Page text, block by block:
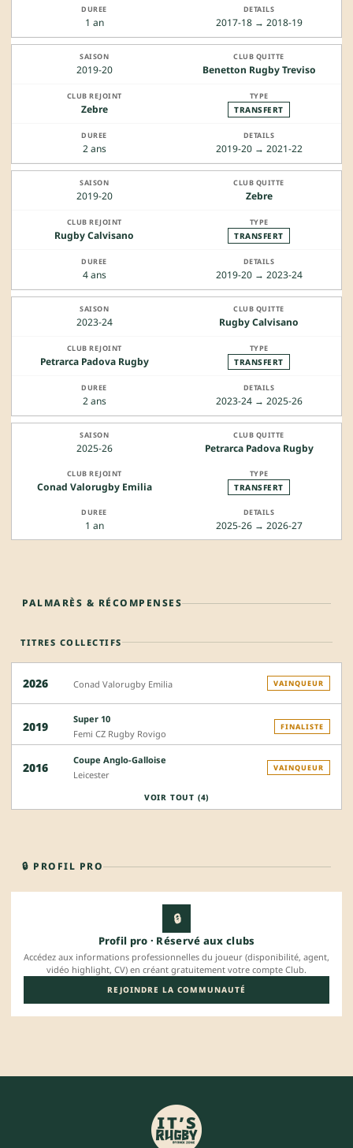
1 an 2017-18 → 2018-19
2019-20 Benetton Rugby Treviso
Zebre TRANSFERT
2 ans 2019-20 → 2021-22
2019-20 Zebre
Rugby Calvisano TRANSFERT
4 ans 2019-20 → 2023-24
2023-24 Rugby Calvisano
Petrarca Padova Rugby TRANSFERT
2 ans 2023-24 → 2025-26
2025-26 Petrarca Padova Rugby
Conad Valorugby Emilia TRANSFERT
1 an 2025-26 → 2026-27
PALMARÈS & RÉCOMPENSES
TITRES COLLECTIFS
2026 Conad Valorugby Emilia VAINQUEUR
2019
Super 10
Femi CZ Rugby Rovigo
FINALISTE
2016
Coupe Anglo-Galloise
Leicester
VAINQUEUR
VOIR TOUT (4)
🔒 PROFIL PRO
🔒
Profil pro · Réservé aux clubs
Accédez aux informations professionnelles du joueur (disponibilité, agent,
vidéo highlight, CV) en créant gratuitement votre compte Club.
REJOINDRE LA COMMUNAUTÉ